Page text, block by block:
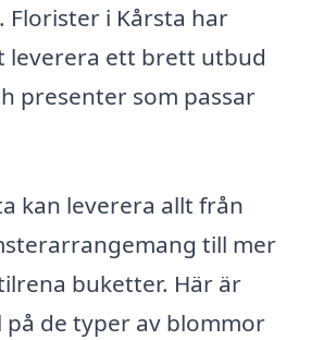
Florister i Kårsta har
leverera ett brett utbud
presenter som passar
kan leverera allt från
till mer
buketter. Här är
på de typer av blommor